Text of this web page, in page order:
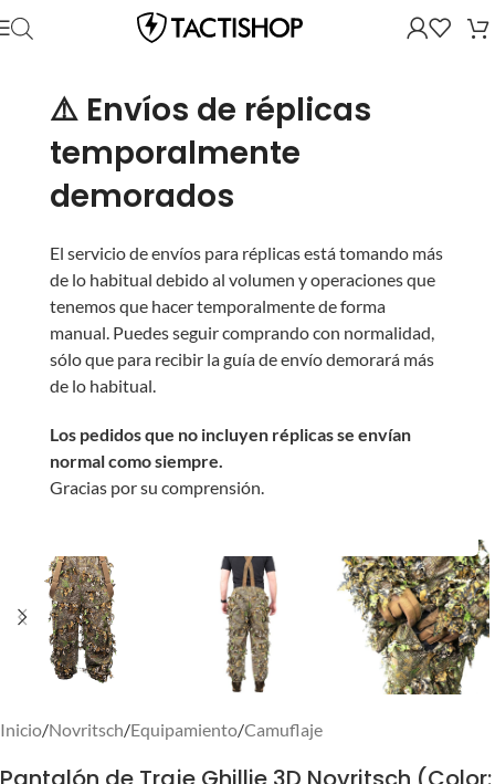
⚠️ Envíos de réplicas
temporalmente
demorados
El servicio de envíos para réplicas está tomando más
de lo habitual debido al volumen y operaciones que
tenemos que hacer temporalmente de forma
manual. Puedes seguir comprando con normalidad,
sólo que para recibir la guía de envío demorará más
de lo habitual.
Los pedidos que no incluyen réplicas se envían
normal como siempre.
Gracias por su comprensión.
Inicio/Novritsch/Equipamiento/Camuflaje